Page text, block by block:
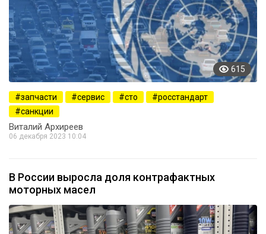
615
запчасти сервис сто
росстандарт
санкции
Виталий Архиреев
06 декабря 2023 10:04
В России выросла доля контрафактных
моторных масел